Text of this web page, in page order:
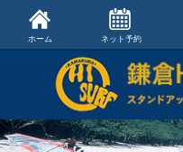
ホーム ネット予約